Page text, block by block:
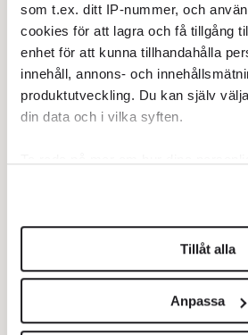
som t.ex. ditt IP-nummer, och
cookies för att lagra och få tillgång
enhet för att kunna tillhandahålla
innehåll, annons- och
produktutveckling. Du kan själv
din data och i vilka syften.
ändra eller dra tillbaka ditt
cookie-förklaringen.
Vi använder enhetsidentifierare för
sociala medier och analysera vår
även sådana identifierare och
Tillåt alla
Anpassa
Den mjuka staten lägger
och kan inte rå på, det
maskulina samhälle som
Sverige.